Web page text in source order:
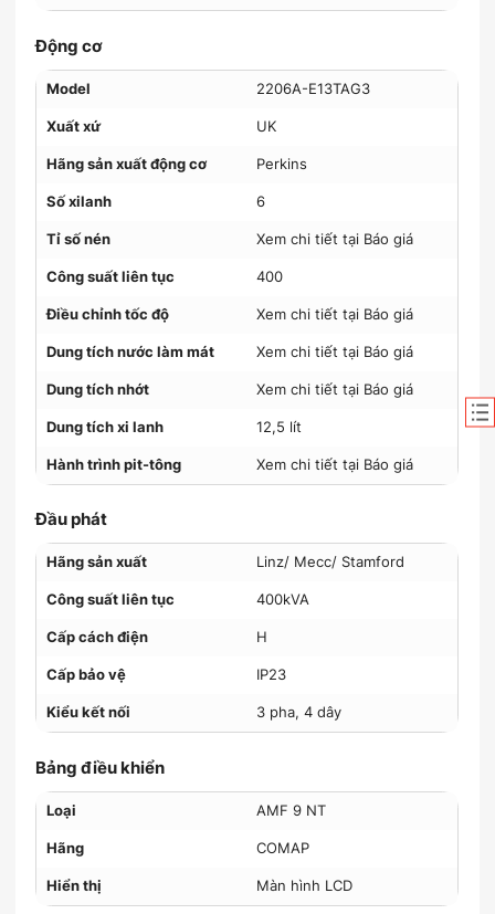
Động cơ
Model 2206A-E13TAG3
Xuất xứ UK
Hãng sản xuất động cơ Perkins
Số xilanh 6
Tỉ số nén Xem chi tiết tại Báo giá
Công suất liên tục 400
Điều chỉnh tốc độ Xem chi tiết tại Báo giá
Dung tích nước làm mát Xem chi tiết tại Báo giá
Dung tích nhớt Xem chi tiết tại Báo giá
Dung tích xi lanh 12,5 lít
Hành trình pit-tông Xem chi tiết tại Báo giá
Đầu phát
Hãng sản xuất Linz/ Mecc/ Stamford
Công suất liên tục 400kVA
Cấp cách điện H
Cấp bảo vệ IP23
Kiểu kết nối 3 pha, 4 dây
Bảng điều khiển
Loại AMF 9 NT
Hãng COMAP
Hiển thị Màn hình LCD